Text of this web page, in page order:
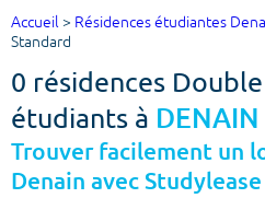
Votre
Ville, école
Budget min
Accueil > Résidences étudiantes
Standard
0 résidences
étudiants à
Trouver facilement un
Denain avec Studylease